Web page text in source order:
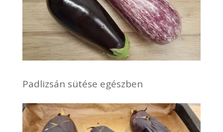
Padlizsán sütése egészben